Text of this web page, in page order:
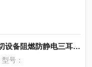
焊切设备阻燃防静电三耳除尘滤筒350*660
型号：